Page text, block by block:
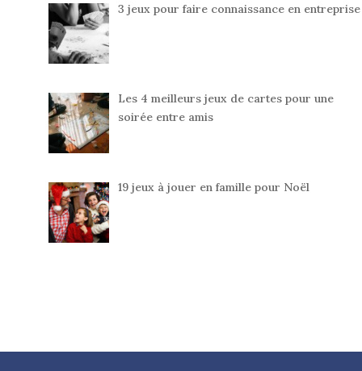
3 jeux pour faire connaissance en entreprise
Les 4 meilleurs jeux de cartes pour une
soirée entre amis
19 jeux à jouer en famille pour Noël